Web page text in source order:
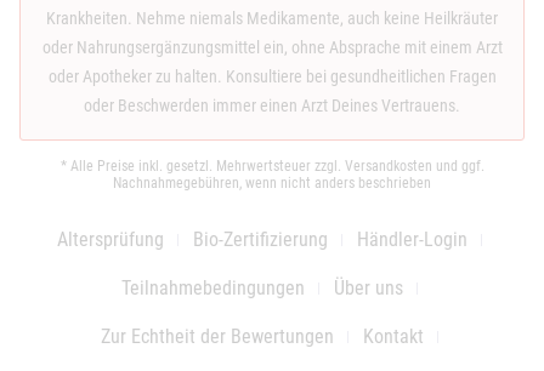
Krankheiten. Nehme niemals Medikamente, auch keine Heilkräuter
oder Nahrungsergänzungsmittel ein, ohne Absprache mit einem Arzt
oder Apotheker zu halten. Konsultiere bei gesundheitlichen Fragen
oder Beschwerden immer einen Arzt Deines Vertrauens.
* Alle Preise inkl. gesetzl. Mehrwertsteuer zzgl. Versandkosten und ggf.
Nachnahmegebühren, wenn nicht anders beschrieben
Altersprüfung Bio-Zertifizierung Händler-Login
Teilnahmebedingungen Über uns
Zur Echtheit der Bewertungen Kontakt